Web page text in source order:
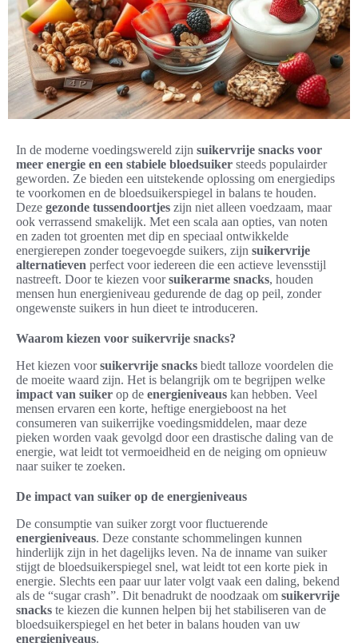
In de moderne voedingswereld zijn suikervrije snacks voor
meer energie en een stabiele bloedsuiker steeds populairder
geworden. Ze bieden een uitstekende oplossing om energiedips
te voorkomen en de bloedsuikerspiegel in balans te houden.
Deze gezonde tussendoortjes zijn niet alleen voedzaam, maar
ook verrassend smakelijk. Met een scala aan opties, van noten
en zaden tot groenten met dip en speciaal ontwikkelde
energierepen zonder toegevoegde suikers, zijn suikervrije
alternatieven perfect voor iedereen die een actieve levensstijl
nastreeft. Door te kiezen voorsuikerarme snacks, houden
mensen hun energieniveau gedurende de dag op peil, zonder
ongewenste suikers in hun dieet te introduceren.
Waarom kiezen voor suikervrije snacks?
Het kiezen voorsuikervrije snacks biedt talloze voordelen die
de moeite waard zijn. Het is belangrijk om te begrijpen welke
impact van suiker op de energieniveaus kan hebben. Veel
mensen ervaren een korte, heftige energieboost na het
consumeren van suikerrijke voedingsmiddelen, maar deze
pieken worden vaak gevolgd door een drastische daling van de
energie, wat leidt tot vermoeidheid en de neiging om opnieuw
naar suiker te zoeken.
De impact van suiker op de energieniveaus
De consumptie van suiker zorgt voor fluctuerende
energieniveaus. Deze constante schommelingen kunnen
hinderlijk zijn in het dagelijks leven. Na de inname van suiker
stijgt de bloedsuikerspiegel snel, wat leidt tot een korte piek in
energie. Slechts een paar uur later volgt vaak een daling, bekend
als de “sugar crash”. Dit benadrukt de noodzaak om suikervrije
snacks te kiezen die kunnen helpen bij het stabiliseren van de
bloedsuikerspiegel en het beter in balans houden van uw
energieniveaus.